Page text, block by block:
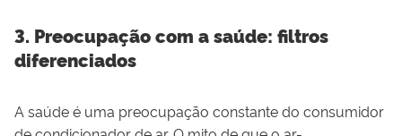
3. Preocupação com a saúde: filtros
diferenciados
A saúde é uma preocupação constante do consumidor